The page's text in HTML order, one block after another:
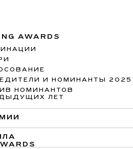
AWARDS
И НОМИНАНТЫ 2025
НОМИНАНТОВ
ЛЕТ